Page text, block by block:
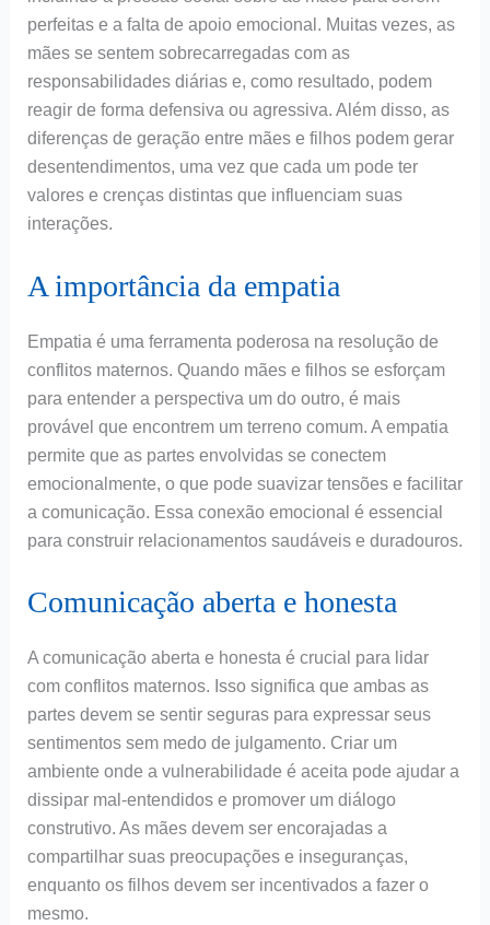
perfeitas e a falta de apoio emocional. Muitas vezes, as
mães se sentem sobrecarregadas com as
responsabilidades diárias e, como resultado, podem
reagir de forma defensiva ou agressiva. Além disso, as
diferenças de geração entre mães e filhos podem gerar
desentendimentos, uma vez que cada um pode ter
valores e crenças distintas que influenciam suas
interações.
A importância da empatia
Empatia é uma ferramenta poderosa na resolução de
conflitos maternos. Quando mães e filhos se esforçam
para entender a perspectiva um do outro, é mais
provável que encontrem um terreno comum. A empatia
permite que as partes envolvidas se conectem
emocionalmente, o que pode suavizar tensões e facilitar
a comunicação. Essa conexão emocional é essencial
para construir relacionamentos saudáveis e duradouros.
Comunicação aberta e honesta
A comunicação aberta e honesta é crucial para lidar
com conflitos maternos. Isso significa que ambas as
partes devem se sentir seguras para expressar seus
sentimentos sem medo de julgamento. Criar um
ambiente onde a vulnerabilidade é aceita pode ajudar a
dissipar mal-entendidos e promover um diálogo
construtivo. As mães devem ser encorajadas a
compartilhar suas preocupações e inseguranças,
enquanto os filhos devem ser incentivados a fazer o
mesmo.